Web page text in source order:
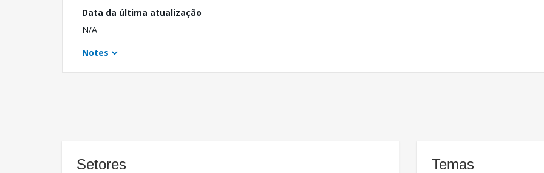
Data da última atualização
N/A
Notes
Setores Temas